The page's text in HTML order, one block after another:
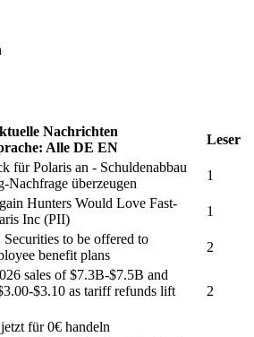
Nachrichten
Alle DE EN
Leser
fürPolaris an - Schuldenabbau
Nachfrage überzeugen
1
Hunters Would Love Fast-
Inc (PII)
1
Securities to be offered to
benefit plans
2
sales of $7.3B-$7.5B and
$3.10 as tariff refunds lift
2
für 0€ handeln